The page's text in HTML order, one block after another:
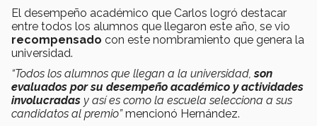
El desempeño académico que Carlos logró destacar
entre todos los alumnos que llegaron este año, se vio
recompensado con este nombramiento que genera la
universidad.
“Todos los alumnos que llegan a la universidad,son
evaluados por su desempeño académico y actividades
involucradas y así es como la escuela selecciona a sus
candidatos al premio”mencionó Hernández.